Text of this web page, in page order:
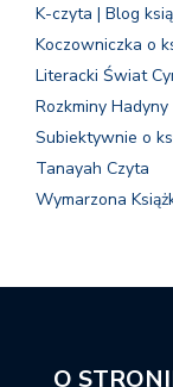
K-czyta | Blog
Koczowniczka o
Literacki Świat
Rozkminy Hadyny
Subiektywnie o
Tanayah Czyta
Wymarzona
O